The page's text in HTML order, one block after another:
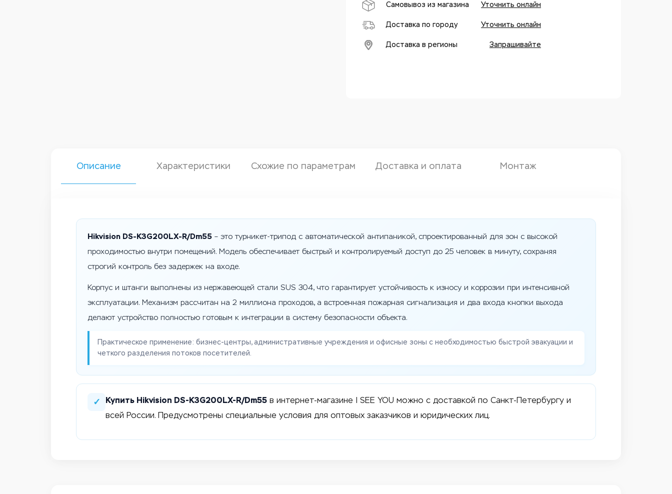
Самовывоз из магазина Уточнить онлайн
Доставка по городу Уточнить онлайн
Доставка в регионы Запрашивайте
Описание Характеристики Схожие по параметрам Доставка и оплата Монтаж
Hikvision DS-K3G200LX-R/Dm55 – это турникет-трипод с автоматической антипаникой, спроектированный для зон с высокой
проходимостью внутри помещений. Модель обеспечивает быстрый и контролируемый доступ до 25 человек в минуту, сохраняя
строгий контроль без задержек на входе.
Корпус и штанги выполнены из нержавеющей стали SUS 304, что гарантирует устойчивость к износу и коррозии при интенсивной
эксплуатации. Механизм рассчитан на 2 миллиона проходов, а встроенная пожарная сигнализация и два входа кнопки выхода
делают устройство полностью готовым к интеграции в систему безопасности объекта.
Практическое применение: бизнес-центры, административные учреждения и офисные зоны с необходимостью быстрой эвакуации и
четкого разделения потоков посетителей.
✓ Купить Hikvision DS-K3G200LX-R/Dm55 в интернет-магазине I SEE YOU можно с доставкой по Санкт-Петербургу и
всей России. Предусмотрены специальные условия для оптовых заказчиков и юридических лиц.